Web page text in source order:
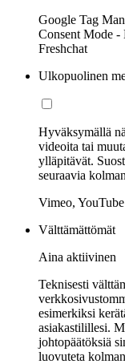
Google Tag
Consent Mode
Freshchat
Ulkopuolinen
Hyväksymällä
videoita tai
ylläpitävät.
seuraavia
Vimeo, YouTube
Välttämättömät
Aina aktiivinen
Teknisesti
esimerkiksi
asiakastilillesi.
johtopäätöksiä
luovuteta